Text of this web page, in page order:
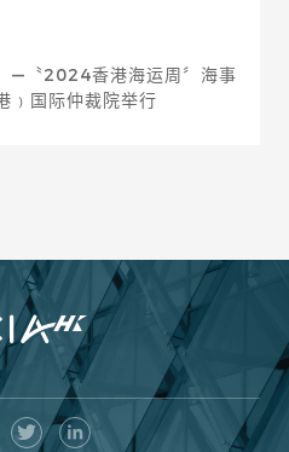
—〝2024香港海运周〞海事
﹚国际仲裁院举行